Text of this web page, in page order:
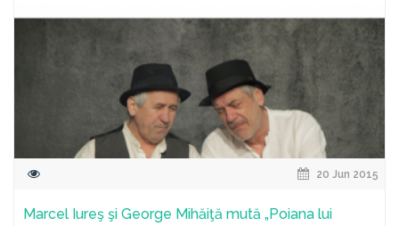
20 Jun 2015
Marcel Iureş şi George Mihăiţă mută „Poiana lui